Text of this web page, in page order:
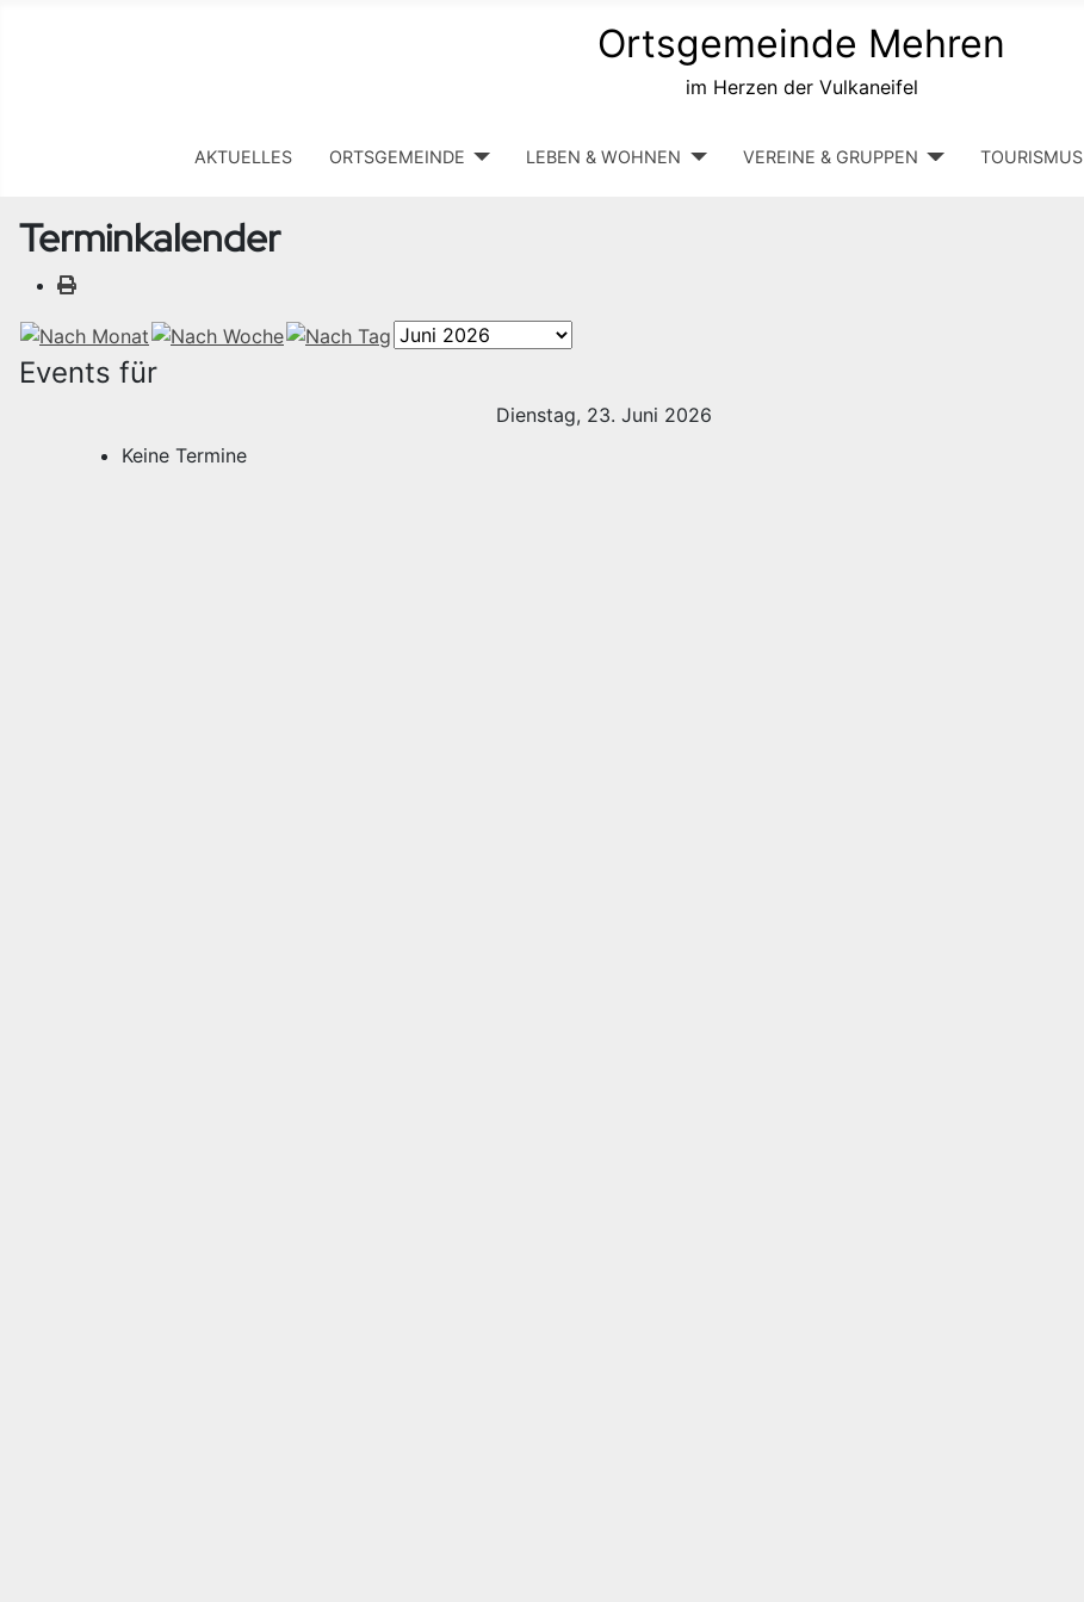
Ortsgemeinde Mehren
im Herzen der Vulkaneifel
AKTUELLES ORTSGEMEINDE LEBEN & WOHNEN VEREINE & GRUPPEN TOURISMUS
Terminkalender
Events für
Dienstag, 23. Juni 2026
Keine Termine